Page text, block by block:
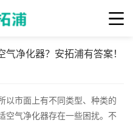
净化器？安拓浦有答案！
以市面上有不同类型、种类的
空气净化器存在一些困扰。不